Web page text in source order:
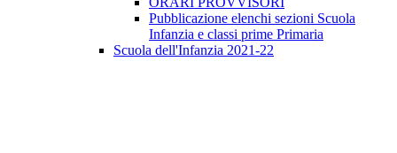
Pubblicazione elenchi sezioni Scuola
Infanzia e classi prime Primaria
Scuola dell'Infanzia 2021-22